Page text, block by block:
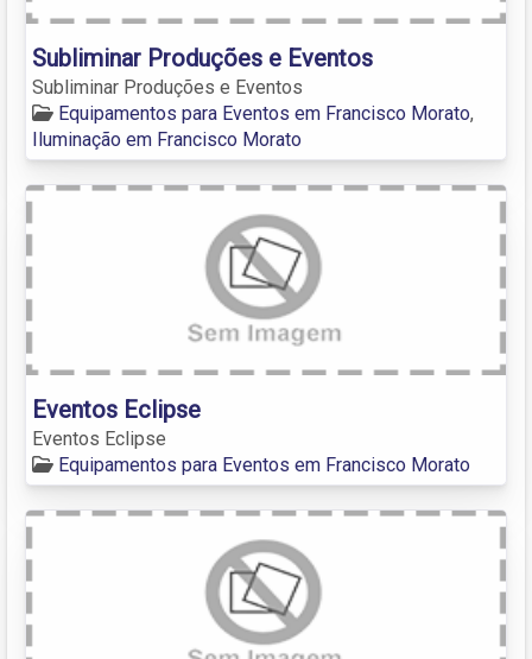
Subliminar Produções e Eventos
Subliminar Produções e Eventos
Equipamentos para Eventos em Francisco Morato,
Iluminação em Francisco Morato
Eventos Eclipse
Eventos Eclipse
Equipamentos para Eventos em Francisco Morato